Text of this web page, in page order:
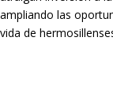
ampliando las
vida de